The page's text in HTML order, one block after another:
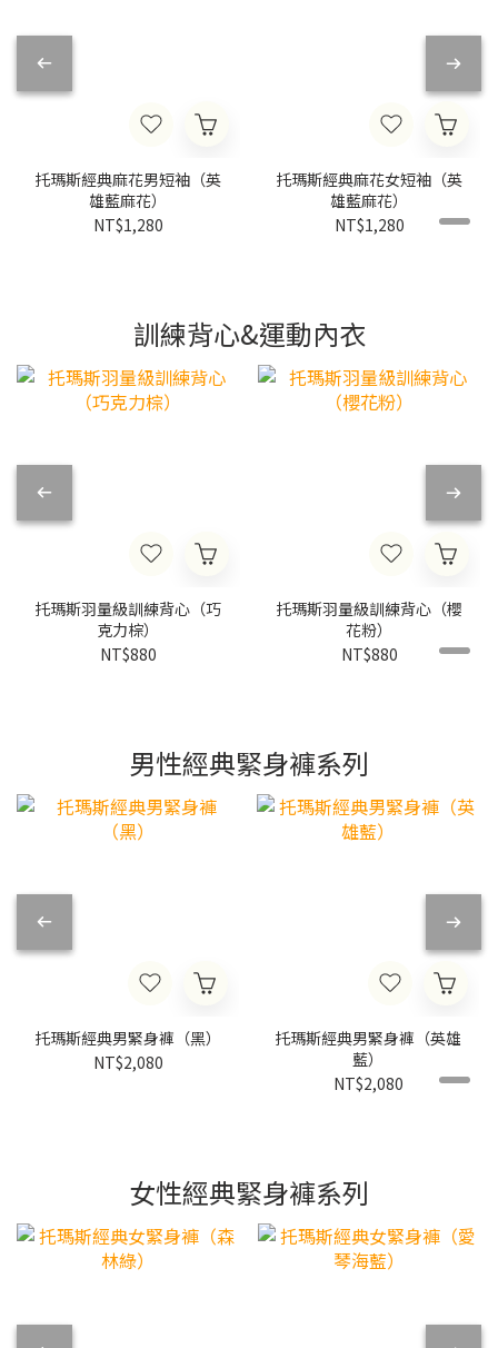
托瑪斯經典麻花男短袖（英
雄藍麻花）
NT$1,280
托瑪斯經典麻花女短袖（英
雄藍麻花）
NT$1,280
訓練背心&運動內衣
托瑪斯羽量級訓練背心（巧
克力棕）
NT$880
托瑪斯羽量級訓練背心（櫻
花粉）
NT$880
男性經典緊身褲系列
托瑪斯經典男緊身褲（黑）
NT$2,080
托瑪斯經典男緊身褲（英雄
藍）
NT$2,080
女性經典緊身褲系列